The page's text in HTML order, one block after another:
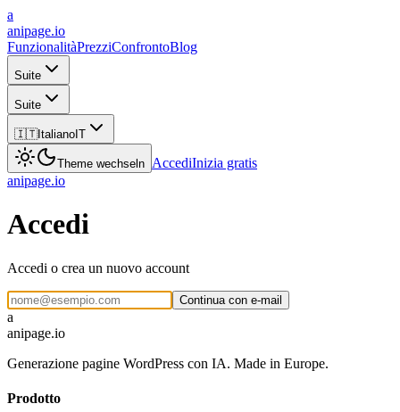
a
anipage.io
FunzionalitàPrezziConfrontoBlog
Suite
Suite
🇮🇹Italiano IT
Theme wechseln AccediInizia gratis
anipage.io
Accedi
Accedi o crea un nuovo account
Continua con e-mail
a
anipage.io
Generazione pagine WordPress con IA. Made in Europe.
Prodotto